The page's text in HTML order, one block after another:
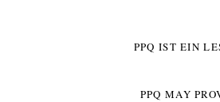
PPQ IST EIN
PPQ MAY